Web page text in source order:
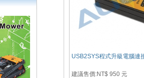
USB2SYS程式升級電腦連
建議售價:NT$ 950 元